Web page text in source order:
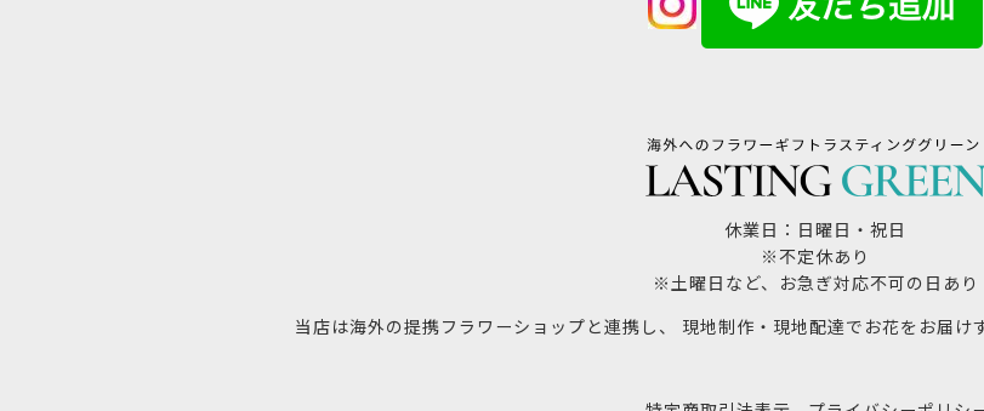
休業日：日曜日・祝日
※不定休あり
※土曜日など、お急ぎ対応不可の日あり
当店は海外の提携フラワーショップと連携し、 現地制作・現地配達でお花をお届け